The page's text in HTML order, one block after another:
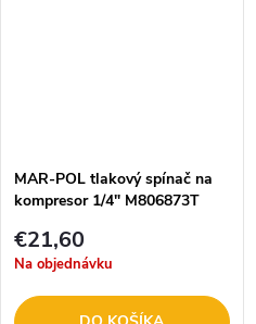
MAR-POL tlakový spínač na
kompresor 1/4" M806873T
€21,60
Na objednávku